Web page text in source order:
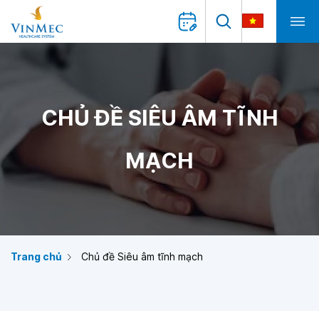
CHỦ ĐỀ SIÊU ÂM TĨNH
MẠCH
Trang chủ Chủ đề Siêu âm tĩnh mạch